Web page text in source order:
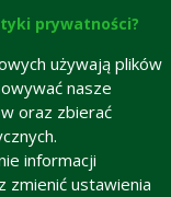
prywatności?
używają plików
nasze
oraz zbierać
informacji
zmienić ustawienia